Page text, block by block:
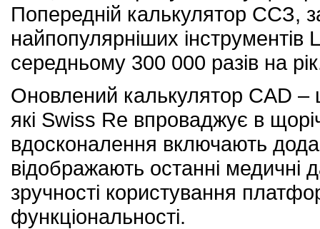
Попередній калькулятор ССЗ,
найпопулярніших
середньому 300 000 разів на
Оновлений калькулятор CAD
які Swiss Re впроваджує в
вдосконалення включають
відображають останні медичні
зручності користування
функціональності.